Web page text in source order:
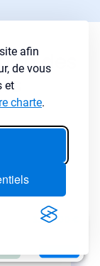
afin
de vous
et
charte.
des